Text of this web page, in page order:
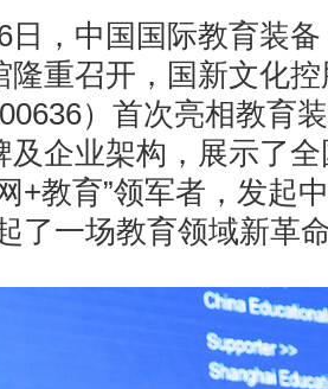
日，中国国际教育装
隆重召开，国新文化
）首次亮相教育
及企业架构，展示了
+教育”领军者，发起
了一场教育领域新革